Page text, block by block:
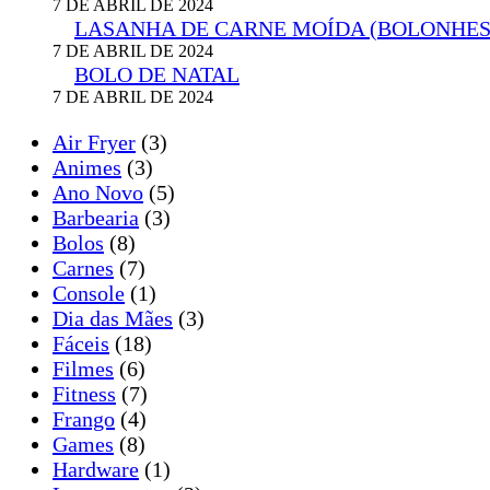
7 DE ABRIL DE 2024
LASANHA DE CARNE MOÍDA
7 DE ABRIL DE 2024
BOLO DE NATAL
7 DE ABRIL DE 2024
Air Fryer (3)
Animes (3)
Ano Novo (5)
Barbearia (3)
Bolos (8)
Carnes (7)
Console (1)
Dia das Mães (3)
Fáceis (18)
Filmes (6)
Fitness (7)
Frango (4)
Games (8)
Hardware (1)